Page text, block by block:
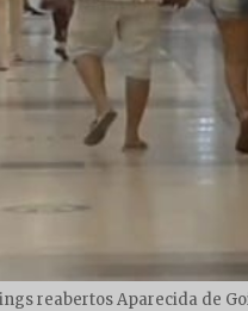
reabertos Aparecida de